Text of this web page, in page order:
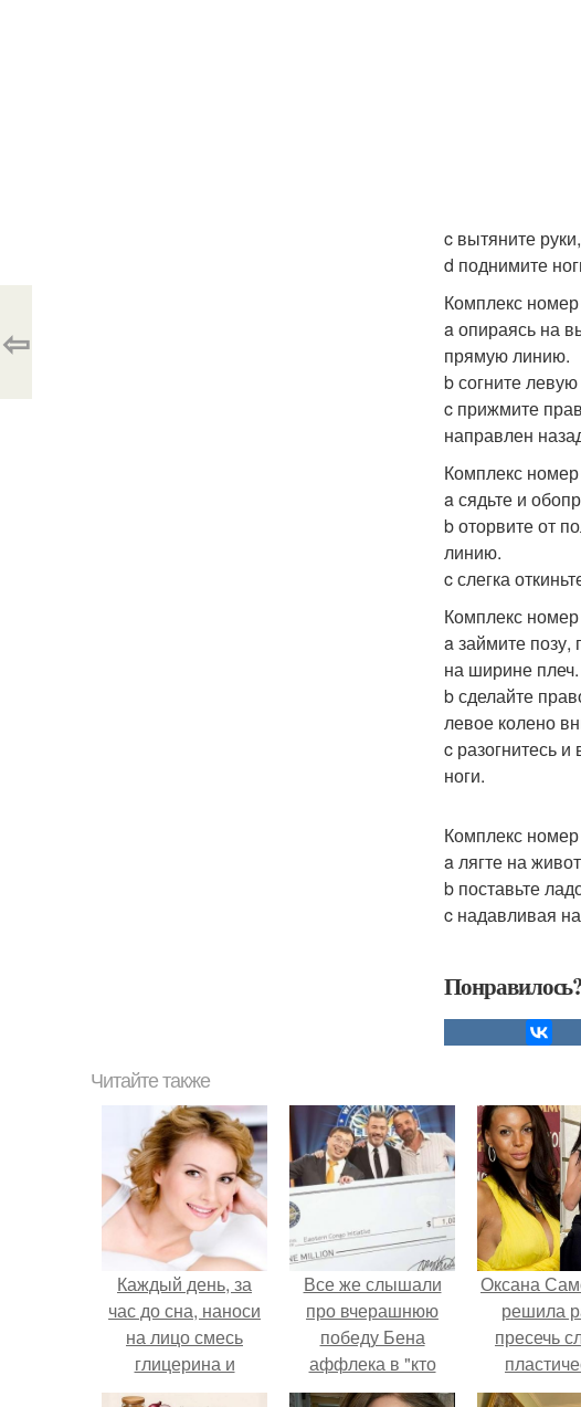
c вытяните
d поднимите
Комплекс
a опираясь на
прямую линию.
b согните
c прижмите
направлен
Комплекс
a сядьте и
b оторвите от
линию.
c слегка
Комплекс
a займите
на ширине плеч.
b сделайте
левое колено
c разогнитесь
ноги.
Комплекс
a лягте на
b поставьте
c надавливая
⇦
Читайте также
Каждый день, за
час до сна, наноси
на лицо смесь
глицерина и
витамина Е. *.
Все же слышали
про вчерашнюю
победу Бена
аффлека в "кто
хочет стать
Оксана
решила
пресечь